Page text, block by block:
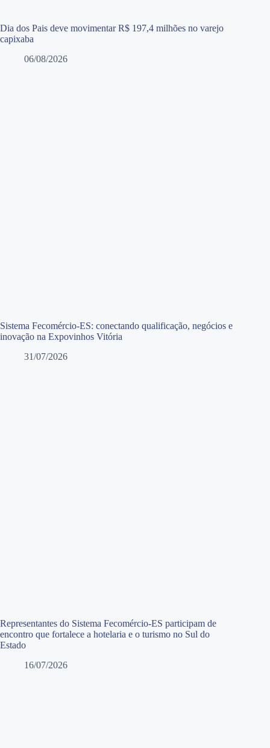
Dia dos Pais deve movimentar R$ 197,4 milhões no varejo
capixaba
06/08/2026
Sistema Fecomércio-ES: conectando qualificação, negócios e
inovação na Expovinhos Vitória
31/07/2026
Representantes do Sistema Fecomércio-ES participam de
encontro que fortalece a hotelaria e o turismo no Sul do
Estado
16/07/2026